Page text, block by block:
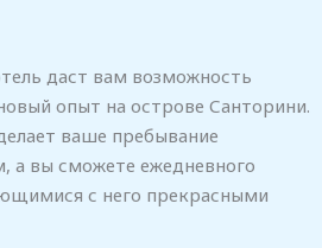
даст вам возможность
опыт на острове Санторини.
ваше пребывание
а вы сможете ежедневного
с него прекрасными